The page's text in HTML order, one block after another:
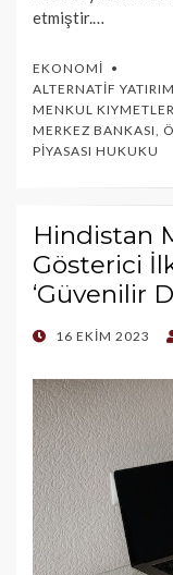
etmiştir.…
EKONOMI
ALTERNATIF
MENKUL
MERKEZ BANKASI,
PIYASASI HUKUKU
Hindistan
Gösterici
‘Güvenilir
POSTED
16 EKIM 2023